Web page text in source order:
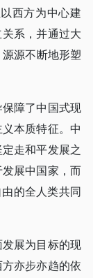
西方为中心建
关系，并通过大
源源不断地形塑
障了中国式现
本质特征。中
走和平发展之
展中国家，而
的全人类共同
展为目标的现
亦步亦趋的依